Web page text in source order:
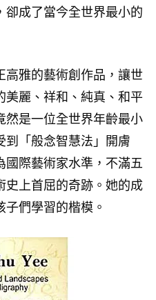
卻成了當今全世界最小的
雅的藝術創作品，讓世
美麗、祥和、純真、和平
然是一位全世界年齡最小
到「般念智慧法」開膚
際藝術家水準，不滿五
史上首屈的奇跡。她的成
們學習的楷模。